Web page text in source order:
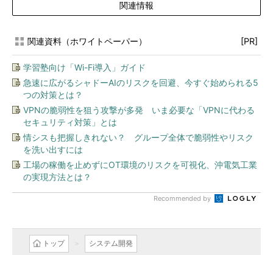
関連情報
関連資料（ホワイトペーパー） [PR]
学習塾向け「Wi-Fi導入」ガイド
急速に広がるシャドーAIのリスクを回避、今すぐ始められる5
つの対策とは？
VPNの脆弱性を狙う攻撃が多発 いま必要な「VPNに代わる
セキュリティ対策」とは
情シスも把握しきれない？ グループ全体で脆弱性やリスク
を洗い出すには
工場の稼働を止めずにOT環境のリスクを可視化、沖電気工業
の実現方法とは？
Recommended by
トップ システム開発